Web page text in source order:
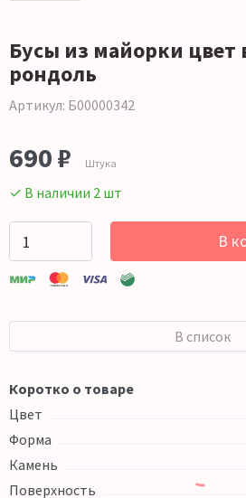
Бусы из майорки
рондоль
Артикул: Б00000342
690 ₽ Штука
✓ В наличии 2 шт
В
В список
Коротко о товаре
Цвет
Форма
Камень
Поверхность